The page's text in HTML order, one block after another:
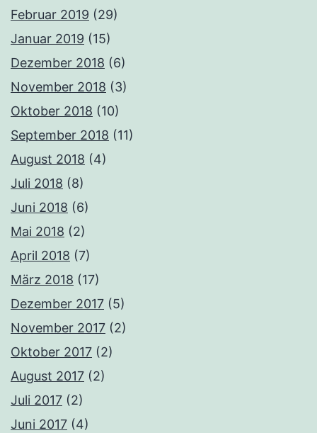
Februar 2019 (29)
Januar 2019 (15)
Dezember 2018 (6)
November 2018 (3)
Oktober 2018 (10)
September 2018 (11)
August 2018 (4)
Juli 2018 (8)
Juni 2018 (6)
Mai 2018 (2)
April 2018 (7)
März 2018 (17)
Dezember 2017 (5)
November 2017 (2)
Oktober 2017 (2)
August 2017 (2)
Juli 2017 (2)
Juni 2017 (4)